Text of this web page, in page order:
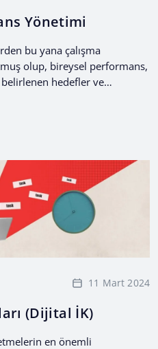
Yönetimi
bu yana çalışma
olup, bireysel performans,
hedefler ve
11 Mart 2024
(Dijital İK)
en önemli